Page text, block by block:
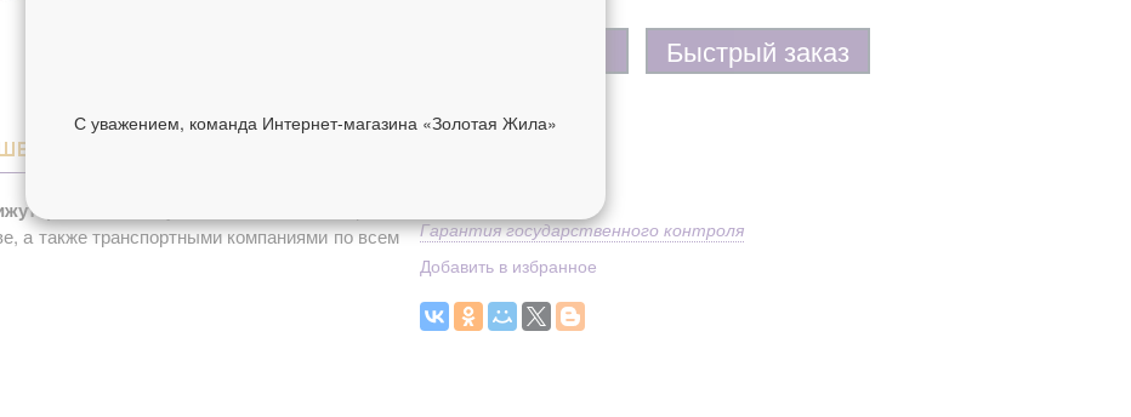
а также транспортными компаниями по всем
Быстрый заказ
Средний вес
Гарантия государственного контроля
Добавить в избранное
С уважением, команда Интернет-магазина «Золотая Жила»